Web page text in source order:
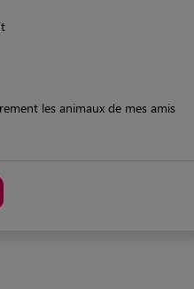
les animaux de mes amis